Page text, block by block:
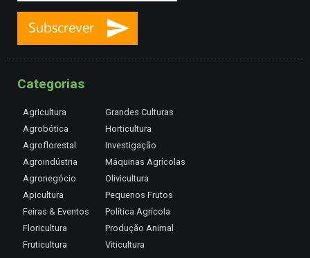
Categorias
Agricultura
Agrobótica
Agroflorestal
Agroindústria
Agronegócio
Apicultura
Feiras & Eventos
Floricultura
Fruticultura
Grandes Culturas
Horticultura
Investigação
Máquinas Agrícolas
Olivicultura
Pequenos Frutos
Política Agrícola
Produção Animal
Viticultura